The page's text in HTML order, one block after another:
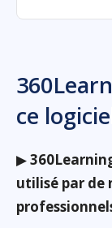
ce
▶
utilisé par de